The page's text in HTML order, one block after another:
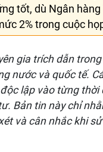
tốt, dù Ngân
2% trong cuộc
gia trích dẫn
nước và quốc tế.
lập vào từng
Bản tin này chỉ
và cân nhắc khi